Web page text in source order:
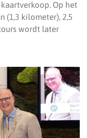
Op het
(1,3 kilometer), 2,5
wordt later